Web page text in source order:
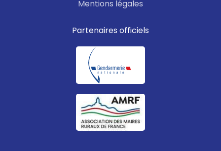
Mentions légales
Partenaires officiels